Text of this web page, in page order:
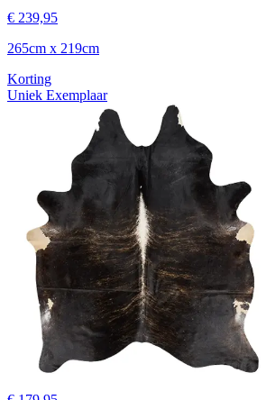
€ 239,95
265cm x 219cm
Korting
Uniek Exemplaar